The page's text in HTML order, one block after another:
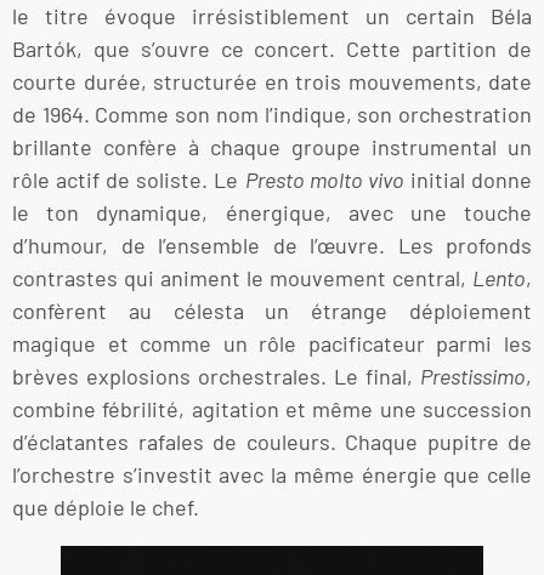
le titre évoque irrésistiblement un certain Béla
Bartók, que s’ouvre ce concert. Cette partition de
courte durée, structurée en trois mouvements, date
de 1964. Comme son nom l’indique, son orchestration
brillante confère à chaque groupe instrumental un
rôle actif de soliste. Le Presto molto vivo initial donne
le ton dynamique, énergique, avec une touche
d’humour, de l’ensemble de l’œuvre. Les profonds
contrastes qui animent le mouvement central, Lento,
confèrent au célesta un étrange déploiement
magique et comme un rôle pacificateur parmi les
brèves explosions orchestrales. Le final, Prestissimo,
combine fébrilité, agitation et même une succession
d’éclatantes rafales de couleurs. Chaque pupitre de
l’orchestre s’investit avec la même énergie que celle
que déploie le chef.